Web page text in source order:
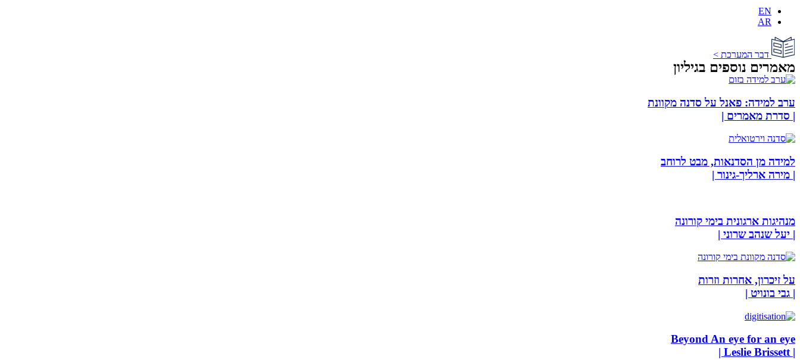
EN
AR
דבר המערכת >
מאמרים נוספים בגיליון
ערב למידה: פאנל על סדנה מקוונת
| סדרת מאמרים |
למידה מן הסדנאות, מבט לרוחב
| מירה ארליך-גינור |
מנהיגות ארגונית בימי קורונה
| יעל שנהב שרוני |
על זיכרון, אחרות וזרות
| גבי בונויט |
Beyond An eye for an eye
| Leslie Brissett |